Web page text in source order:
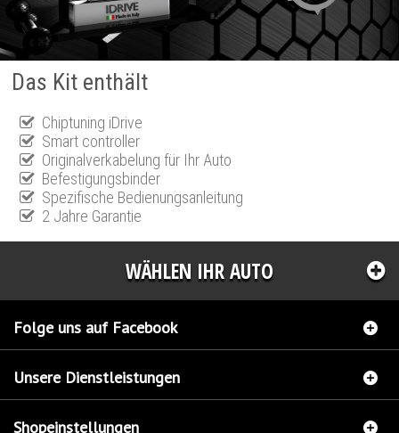
Das Kit enthält
Chiptuning iDrive
Smart controller
Originalverkabelung für Ihr Auto
Befestigungsbinder
Spezifische Bedienungsanleitung
2 Jahre Garantie
WÄHLEN IHR AUTO
Folge uns auf Facebook
Unsere Dienstleistungen
Shopeinstellungen